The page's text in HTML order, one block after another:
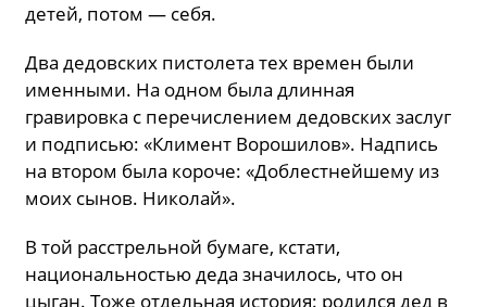
детей, потом — себя.
Два дедовских пистолета тех времен были
именными. На одном была длинная
гравировка с перечислением дедовских заслуг
и подписью: «Климент Ворошилов». Надпись
на втором была короче: «Доблестнейшему из
моих сынов. Николай».
В той расстрельной бумаге, кстати,
национальностью деда значилось, что он
цыган. Тоже отдельная история: родился дед в